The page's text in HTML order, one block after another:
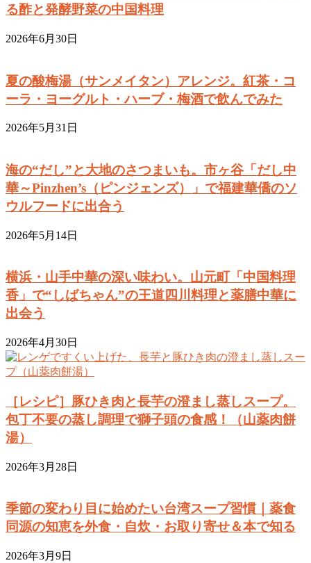
る酢と発酵野菜の中国料理
2026年6月30日
夏の酸梅湯（サンメイタン）アレンジ。紅茶・コ
ーラ・ヨーグルト・ハーブ・梅酒で飲んでみた
2026年5月31日
海の“だし”と大地のさつまいも。市ヶ谷「だし中
華～Pinzhen’s（ピンジェンズ）」で福建華僑のソ
ウルフードに出合う
2026年5月14日
横浜・山手中華の深い味わい。山元町「中国料理
香」で“しばちゃん”の王道四川料理と薬膳中華に
出会う
2026年4月30日
［レシピ］豚ひき肉と長芋の澄まし蒸しスープ。
包丁不要の蒸し調理で獅子頭の食感！（山薬肉餅
湯）
2026年3月28日
季節の変わり目に始めたい台湾スープ習慣｜薬食
同源の知恵を外食・自炊・お取り寄せ＆本で知る
2026年3月9日